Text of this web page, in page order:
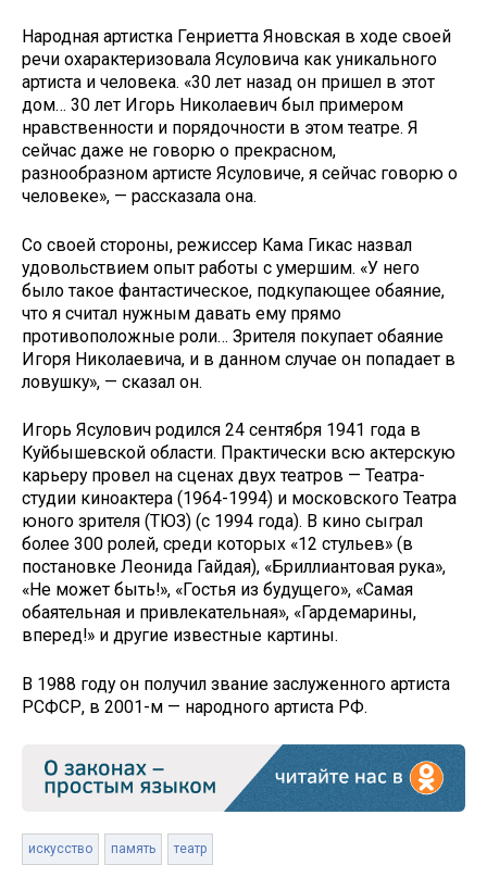
Народная артистка Генриетта Яновская в ходе своей
речи охарактеризовала Ясуловича как уникального
артиста и человека. «30 лет назад он пришел в этот
дом… 30 лет Игорь Николаевич был примером
нравственности и порядочности в этом театре. Я
сейчас даже не говорю о прекрасном,
разнообразном артисте Ясуловиче, я сейчас говорю о
человеке», — рассказала она.
Со своей стороны, режиссер Кама Гикас назвал
удовольствием опыт работы с умершим. «У него
было такое фантастическое, подкупающее обаяние,
что я считал нужным давать ему прямо
противоположные роли… Зрителя покупает обаяние
Игоря Николаевича, и в данном случае он попадает в
ловушку», — сказал он.
Игорь Ясулович родился 24 сентября 1941 года в
Куйбышевской области. Практически всю актерскую
карьеру провел на сценах двух театров — Театра-
студии киноактера (1964-1994) и московского Театра
юного зрителя (ТЮЗ) (с 1994 года). В кино сыграл
более 300 ролей, среди которых «12 стульев» (в
постановке Леонида Гайдая), «Бриллиантовая рука»,
«Не может быть!», «Гостья из будущего», «Самая
обаятельная и привлекательная», «Гардемарины,
вперед!» и другие известные картины.
В 1988 году он получил звание заслуженного артиста
РСФСР, в 2001-м — народного артиста РФ.
искусство память театр